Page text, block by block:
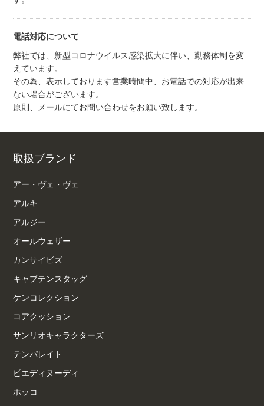
電話対応について
弊社では、新型コロナウイルス感染拡大に伴い、勤務体制を変
えています。
その為、表示しております営業時間中、お電話での対応が出来
ない場合がございます。
原則、メールにてお問い合わせをお願い致します。
取扱ブランド
アー・ヴェ・ヴェ
アルキ
アルジー
オールウェザー
カンサイビズ
キャプテンスタッグ
ケンコレクション
コアクッション
サンリオキャラクターズ
テンパレイト
ピエディヌーディ
ホッコ